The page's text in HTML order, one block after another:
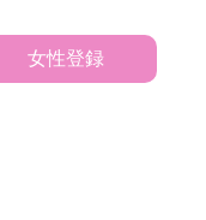
女性登録